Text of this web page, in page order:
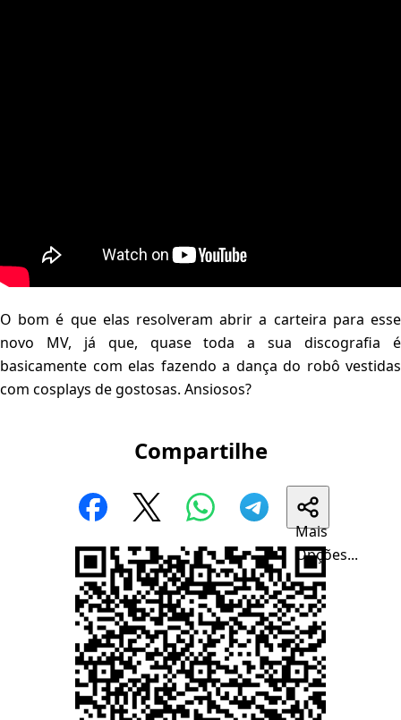
O bom é que elas resolveram abrir a carteira para esse
novo MV, já que, quase toda a sua discografia é
basicamente com elas fazendo a dança do robô vestidas
com cosplays de gostosas. Ansiosos?
Compartilhe
Mais
Opções...